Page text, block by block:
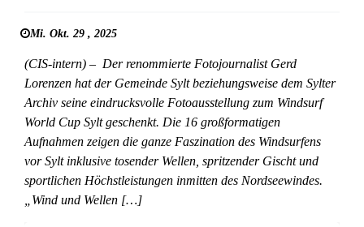
Mi. Okt. 29 , 2025
(CIS-intern) – Der renommierte Fotojournalist Gerd
Lorenzen hat der Gemeinde Sylt beziehungsweise dem Sylter
Archiv seine eindrucksvolle Fotoausstellung zum Windsurf
World Cup Sylt geschenkt. Die 16 großformatigen
Aufnahmen zeigen die ganze Faszination des Windsurfens
vor Sylt inklusive tosender Wellen, spritzender Gischt und
sportlichen Höchstleistungen inmitten des Nordseewindes.
„Wind und Wellen […]